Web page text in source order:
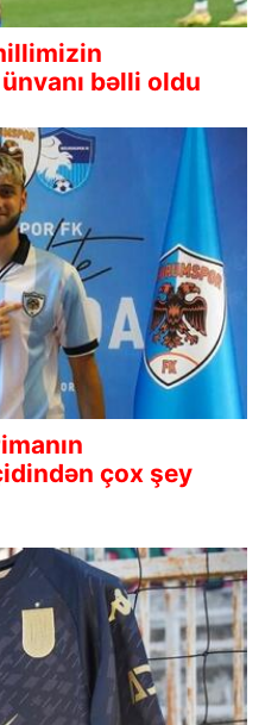
bəlli oldu
çox şey